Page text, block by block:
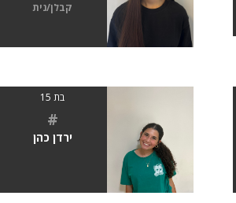
קבלן/נית
בת 15
#
ירדן כהן